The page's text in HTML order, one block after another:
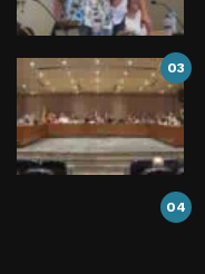
03
04